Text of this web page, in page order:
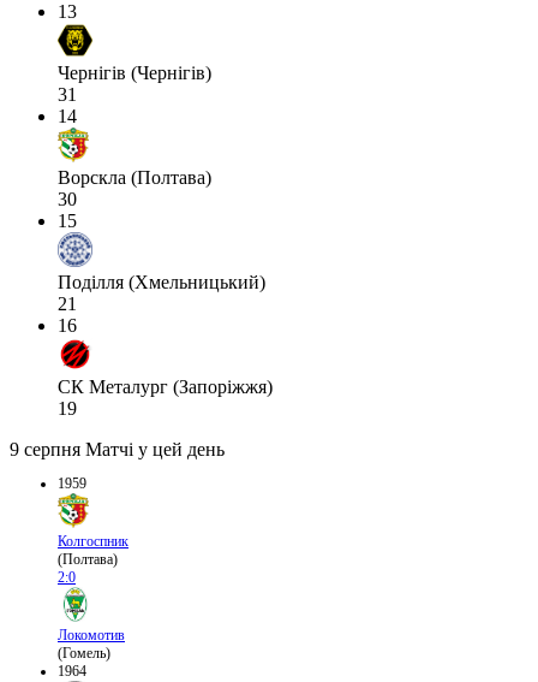
13
Чернігів (Чернігів)
31
14
Ворскла (Полтава)
30
15
Поділля (Хмельницький)
21
16
СК Металург (Запоріжжя)
19
9 серпня Матчі у цей день
1959
Колгоспник
(Полтава)
2:0
Локомотив
(Гомель)
1964